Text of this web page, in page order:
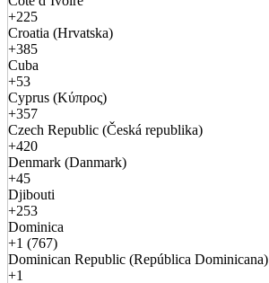
+225
Croatia (Hrvatska)
+385
Cuba
+53
Cyprus (Κύπρος)
+357
Czech Republic (Česká republika)
+420
Denmark (Danmark)
+45
Djibouti
+253
Dominica
+1 (767)
Dominican Republic (República Dominicana)
+1